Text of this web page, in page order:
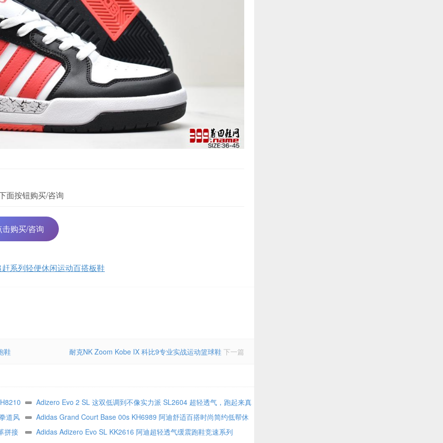
面按钮购买/咨询
击购买/咨询
系列轻便休闲运动百搭板鞋
鞋 耐克NK Zoom Kobe IX 科比9专业实战运动篮球鞋 下一篇
Adizero Evo 2 SL 这双低调到不像实力派 SL2604 超轻透气，跑起来真
不拖沓
道风
Adidas Grand Court Base 00s KH6989 阿迪舒适百搭时尚简约低帮休
闲板鞋
拼接
Adidas Adizero Evo SL KK2616 阿迪超轻透气缓震跑鞋竞速系列